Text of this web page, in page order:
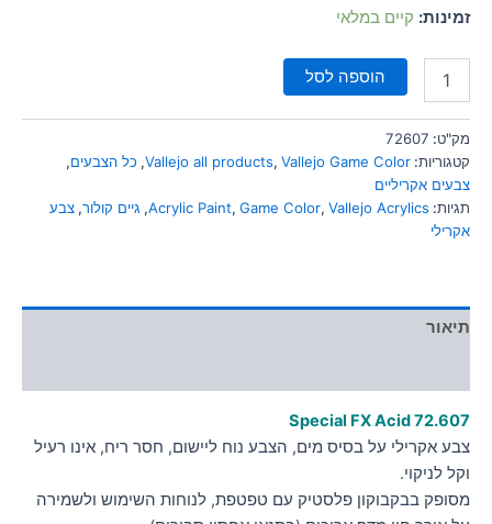
font_download סמן קישורים זמינות: קיים במלאי
הוספה לסל
מק"ט: 72607
קטגוריות:
Vallejo all products, Vallejo Game Color
, כל הצבעים,
צבעים אקריליים
תגיות:
Acrylic Paint, Game Color, Vallejo Acrylics
, גיים קולור, צבע
אקרילי
תיאור
Special FX Acid72.607
צבע אקרילי על בסיס מים, הצבע נוח ליישום, חסר ריח, אינו רעיל
וקל לניקוי.
מסופק בבקבוקון פלסטיק עם טפטפת, לנוחות השימוש ולשמירה